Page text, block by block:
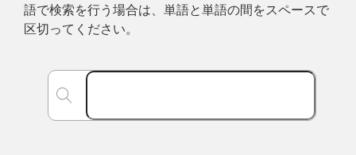
語で検索を行う場合は、単語と単語の間をスペースで
区切ってください。